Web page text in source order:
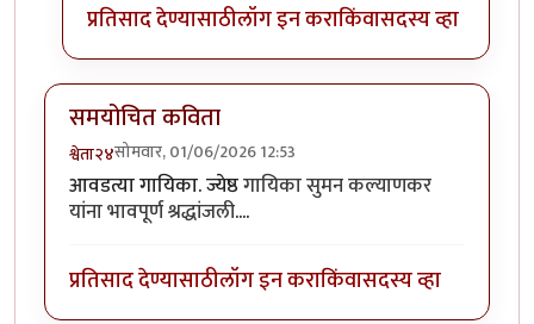
प्रतिसाद देण्यासाठीलॉग इन कराकिंवासदस्य व्हा
समयोचित कविता
श्वेता२४सोमवार, 01/06/2026 12:53
आवडत्या गायिका. ज्येष्ठगायिका सुमन कल्याणकर
यांना भावपूर्ण श्रद्धांजली....
प्रतिसाद देण्यासाठीलॉग इन कराकिंवासदस्य व्हा